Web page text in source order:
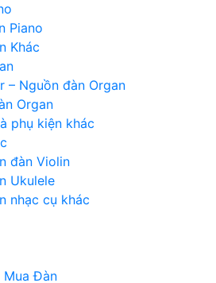
Piano
Khác
– Nguồn đàn Organ
Organ
phụ kiện khác
đàn Violin
Ukulele
nhạc cụ khác
Mua Đàn